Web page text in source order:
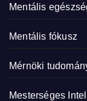
Mentális
Mentális fókusz
Mérnöki
Mesterséges